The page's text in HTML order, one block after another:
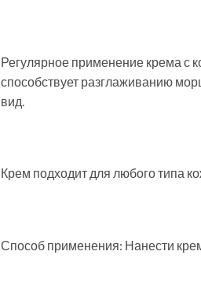
Регулярное применение крема с
способствует разглаживанию
вид.
Крем подходит для любого типа
Способ применения: Нанести